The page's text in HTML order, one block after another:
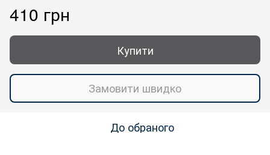
410 грн
Купити
Замовити швидко
До обраного